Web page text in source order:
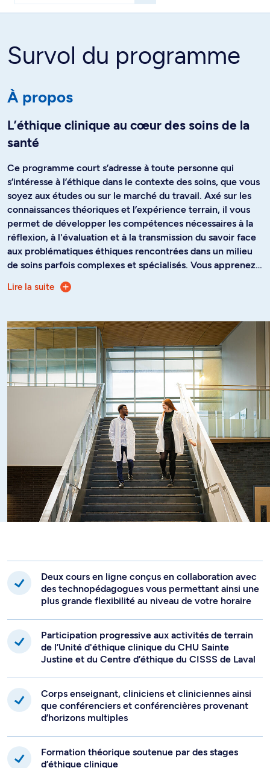
Survol du programme
À propos
L’éthique clinique au cœur des soins de la
santé
Ce programme court s’adresse à toute personne qui
s’intéresse à l’éthique dans le contexte des soins, que vous
soyez aux études ou sur le marché du travail. Axé sur les
connaissances théoriques et l’expérience terrain, il vous
permet de développer les compétences nécessaires à la
réflexion, à l'évaluation et à la transmission du savoir face
aux problématiques éthiques rencontrées dans un milieu
de soins parfois complexes et spécialisés. Vous apprenez,
entre autres, à intégrer les bases de l’éthique clinique dans
la pratique quotidienne et à développer votre
Au fur et à mesure de votre avancement dans le
mesure de promouvoir une approche de soins axée sur le
partenariat dans les soins entre le personnel intervenant et
le patient. Puis, vous êtes apte à explorer et à apprivoiser
la complexité de certains enjeux éthiques liés à l’exercice
de la médecine.
Lire la suite
Deux cours en ligne conçus en collaboration avec
des technopédagogues vous permettant ainsi une
plus grande flexibilité au niveau de votre horaire
Participation progressive aux activités de terrain
de l’Unité d'éthique clinique du CHU Sainte
Justine et du Centre d’éthique du CISSS de Laval
Corps enseignant, cliniciens et cliniciennes ainsi
que conférenciers et conférencières provenant
d’horizons multiples
Formation théorique soutenue par des stages
d’éthique clinique